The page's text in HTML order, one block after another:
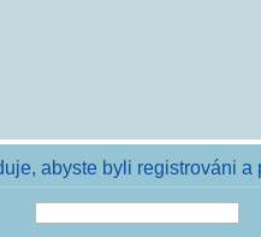
abyste byli registrováni